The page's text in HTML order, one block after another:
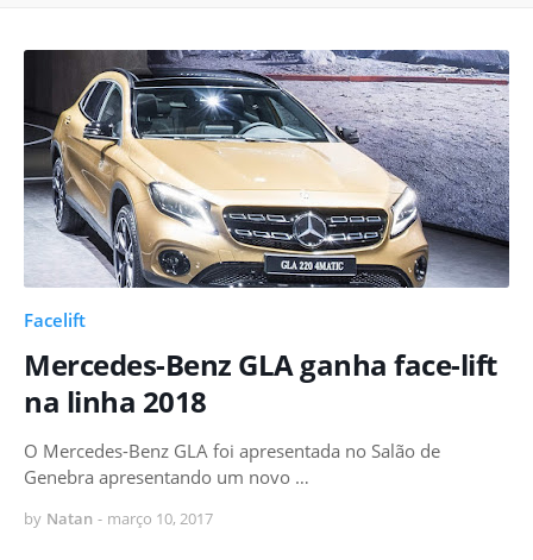
Facelift
Mercedes-Benz GLA ganha face-lift
na linha 2018
O Mercedes-Benz GLA foi apresentada no Salão de
Genebra apresentando um novo …
by Natan - março 10, 2017